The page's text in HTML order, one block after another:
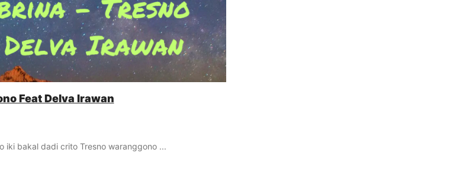
Feat Delva Irawan
iki bakal dadi crito Tresno waranggono ...